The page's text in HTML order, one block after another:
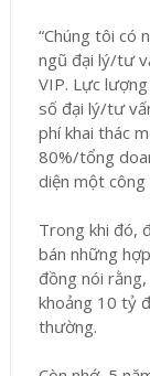
“Chúng tôi có
ngũ đại lý/tư
VIP. Lực
số đại lý/tư
phí khai thác
80%/tổng
diện một
Trong khi đó,
bán những
đồng nói
khoảng 10 tỷ
thường.